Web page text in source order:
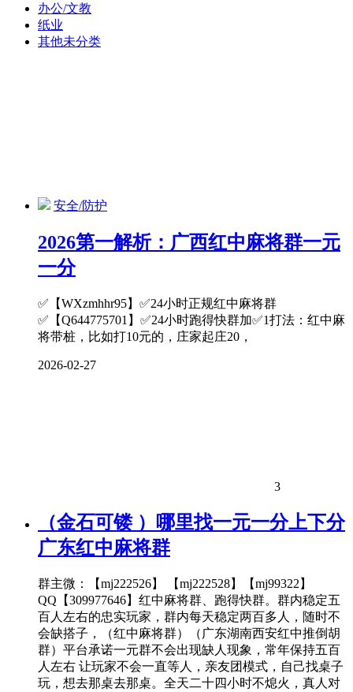
办公/文教
纸业
其他未分类
安全/防护
2026第一解析：广西红中麻将群一元
一分
✅【WXzmhhr95】✅24小时正规红中麻将群
✅【Q644775701】✅24小时跑得快群加✅1打法：红中麻
将带桩，比如打10元的，庄家起庄20，
2026-02-27
3
（金石可镂 ）哪里找一元一分上下分
广东红中麻将群
群主微：【mj222526】 【mj222528】【mj99322】
QQ【309977646】红中麻将群、跑得快群。群内稳定五
百人左右的忠实玩家，群内每天稳定两百多人，随时不
会缺搭子，（红中麻将群）（广东湖南西安红中推倒胡
群）平台承诺一元群不会出现缺人现象，常年保持五百
人左右 让玩家不会一直等人，亲友团模式，自己找桌子
玩，想去那桌去那桌。全天二十四小时不熄火，真人对